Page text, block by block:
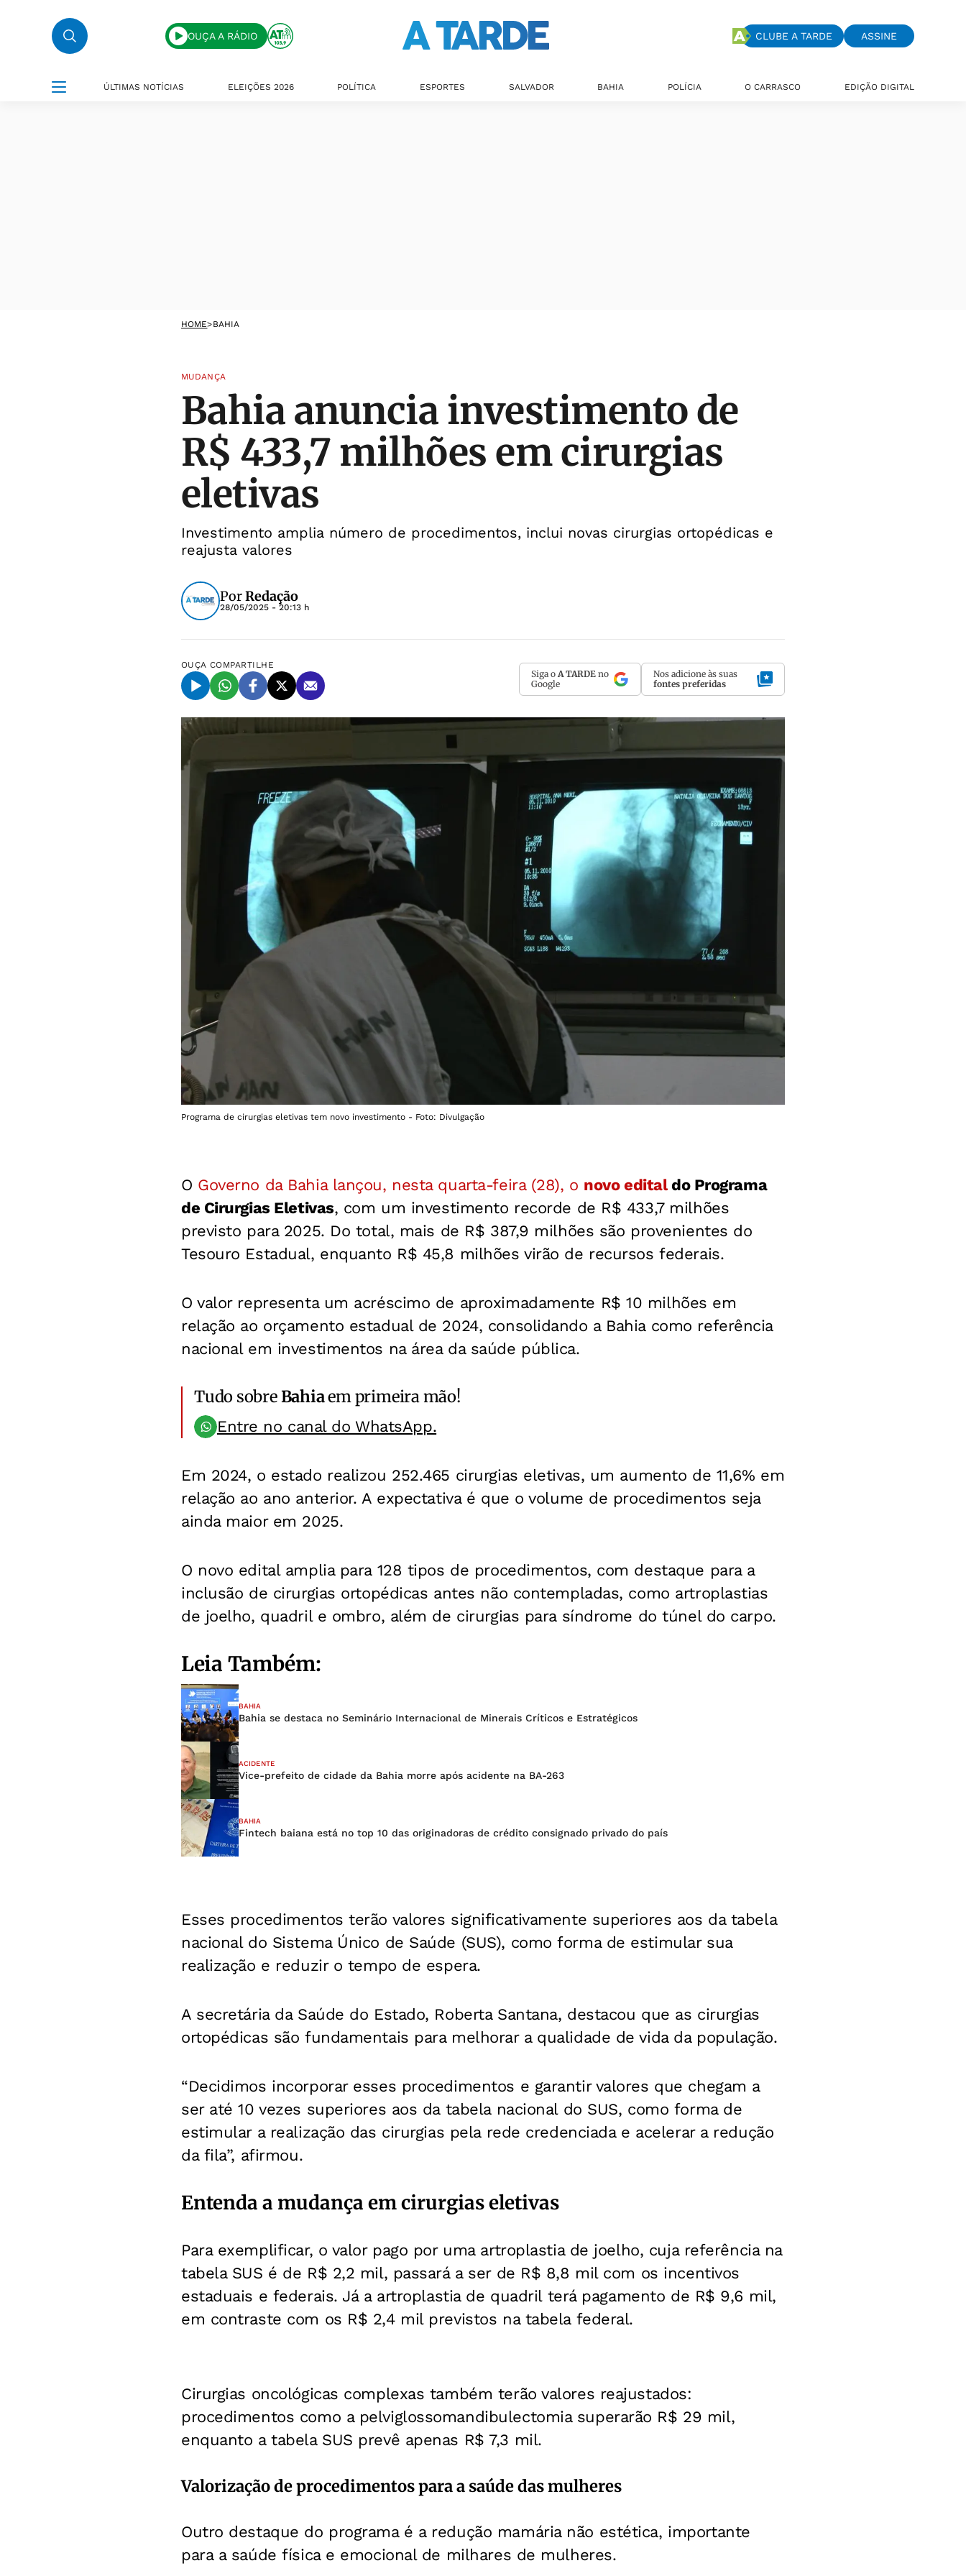
OUÇA A RÁDIO CLUBE A TARDE ASSINE
ÚLTIMAS NOTÍCIAS ELEIÇÕES 2026 POLÍTICA ESPORTES SALVADOR BAHIA POLÍCIA O CARRASCO EDIÇÃO DIGITAL
HOME>BAHIA
MUDANÇA
Bahia anuncia investimento de
R$ 433,7 milhões em cirurgias
eletivas
Investimento amplia número de procedimentos, inclui novas cirurgias ortopédicas e
reajusta valores
PorRedação
28/05/2025 - 20:13 h
OUÇA COMPARTILHE
Siga o A TARDE no
Google
Nos adicione às suas
fontes preferidas
Programa de cirurgias eletivas tem novo investimento - Foto: Divulgação
O Governo da Bahia lançou, nesta quarta-feira (28), o novo editaldo Programa
de Cirurgias Eletivas, com um investimento recorde de R$ 433,7 milhões
previsto para 2025. Do total, mais de R$ 387,9 milhões são provenientes do
Tesouro Estadual, enquanto R$ 45,8 milhões virão de recursos federais.
O valor representa um acréscimo de aproximadamente R$ 10 milhões em
relação ao orçamento estadual de 2024, consolidando a Bahia como referência
nacional em investimentos na área da saúde pública.
Tudo sobreBahiaem primeira mão!
Entre no canal do WhatsApp.
Em 2024, o estado realizou 252.465 cirurgias eletivas, um aumento de 11,6% em
relação ao ano anterior. A expectativa é que o volume de procedimentos seja
ainda maior em 2025.
O novo edital amplia para 128 tipos de procedimentos, com destaque para a
inclusão de cirurgias ortopédicas antes não contempladas, como artroplastias
de joelho, quadril e ombro, além de cirurgias para síndrome do túnel do carpo.
Leia Também:
BAHIA
Bahia se destaca no Seminário Internacional de Minerais Críticos e Estratégicos
ACIDENTE
Vice-prefeito de cidade da Bahia morre após acidente na BA-263
BAHIA
Fintech baiana está no top 10 das originadoras de crédito consignado privado do país
Esses procedimentos terão valores significativamente superiores aos da tabela
nacional do Sistema Único de Saúde (SUS), como forma de estimular sua
realização e reduzir o tempo de espera.
A secretária da Saúde do Estado, Roberta Santana, destacou que as cirurgias
ortopédicas são fundamentais para melhorar a qualidade de vida da população.
“Decidimos incorporar esses procedimentos e garantir valores que chegam a
ser até 10 vezes superiores aos da tabela nacional do SUS, como forma de
estimular a realização das cirurgias pela rede credenciada e acelerar a redução
da fila”, afirmou.
Entenda a mudança em cirurgias eletivas
Para exemplificar, o valor pago por uma artroplastia de joelho, cuja referência na
tabela SUS é de R$ 2,2 mil, passará a ser de R$ 8,8 mil com os incentivos
estaduais e federais. Já a artroplastia de quadril terá pagamento de R$ 9,6 mil,
em contraste com os R$ 2,4 mil previstos na tabela federal.
Cirurgias oncológicas complexas também terão valores reajustados:
procedimentos como a pelviglossomandibulectomia superarão R$ 29 mil,
enquanto a tabela SUS prevê apenas R$ 7,3 mil.
Valorização de procedimentos para a saúde das mulheres
Outro destaque do programa é a redução mamária não estética, importante
para a saúde física e emocional de milhares de mulheres.